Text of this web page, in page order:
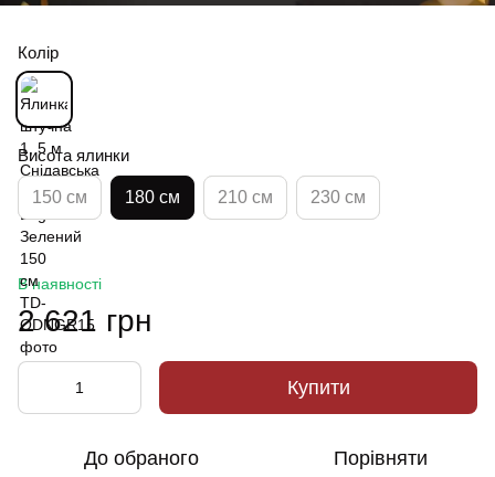
Колір
Висота ялинки
150 см 180 см 210 см 230 см
В наявності
2 621 грн
Купити
До обраного Порівняти